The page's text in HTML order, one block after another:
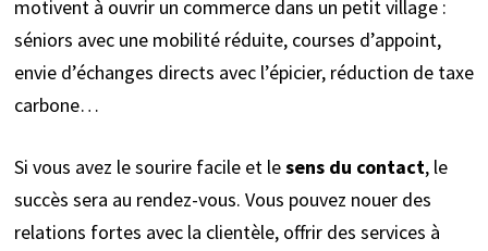
motivent à ouvrir un commerce dans un petit village :
séniors avec une mobilité réduite, courses d’appoint,
envie d’échanges directs avec l’épicier, réduction de taxe
carbone…
Si vous avez le sourire facile et lesens du contact, le
succès sera au rendez-vous. Vous pouvez nouer des
relations fortes avec la clientèle, offrir des services à